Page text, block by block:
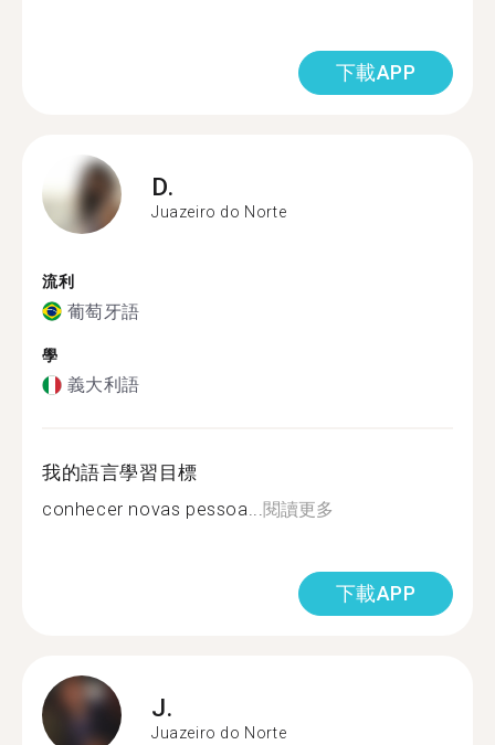
下載APP
D.
Juazeiro do Norte
流利
葡萄牙語
學
義大利語
我的語言學習目標
conhecer novas pessoa...閱讀更多
下載APP
J.
Juazeiro do Norte